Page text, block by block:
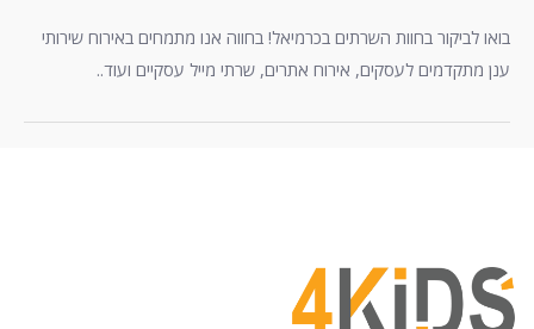
בואו לביקור בחוות השרתים בכרמיאל! בחווה אנו מתמחים באירוח שירותי
ענן מתקדמים לעסקים, אירוח אתרים, שרתי מייל עסקיים ועוד..